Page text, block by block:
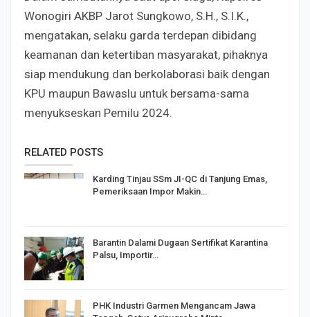
Wonogiri AKBP Jarot Sungkowo, S.H., S.I.K.,
mengatakan, selaku garda terdepan dibidang
keamanan dan ketertiban masyarakat, pihaknya
siap mendukung dan berkolaborasi baik dengan
KPU maupun Bawaslu untuk bersama-sama
menyukseskan Pemilu 2024.
RELATED POSTS
Karding Tinjau SSm JI-QC di Tanjung Emas,
Pemeriksaan Impor Makin…
Barantin Dalami Dugaan Sertifikat Karantina
Palsu, Importir…
PHK Industri Garmen Mengancam Jawa